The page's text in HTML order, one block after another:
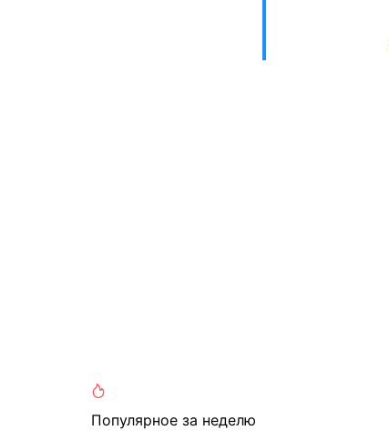
Популярное за неделю